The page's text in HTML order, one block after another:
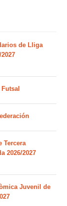
de Lliga
Tercera
2026/2027
Juvenil de